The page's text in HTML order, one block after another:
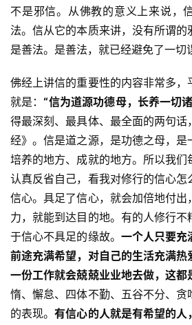
不是邪信。从佛教的意义上来说，
法。信从它的本质来讲，没有所谓
是善法。是善法，就已经避免了一切
佛经上讲信的重要性的内容非常多
就是：“信为道源功德母，长养一切
得最深刻、最具体、最全面的两句话
经》。信是道之源，是功德之母，是
培养的地方、成就的地方。所以我
认真反省自己，看我对修行的信心怎
信心。具足了信心，就会加倍地付
力，就能到达目的地。有的人修行不
于信心不具足的缘故。 一个人只要充
前途充满希望，对自己的生活充满
一份工作就会兢兢业业地去做，这都
惰、懈怠、四体不勤、五谷不分、
的表现。有信心的人就是有希望的